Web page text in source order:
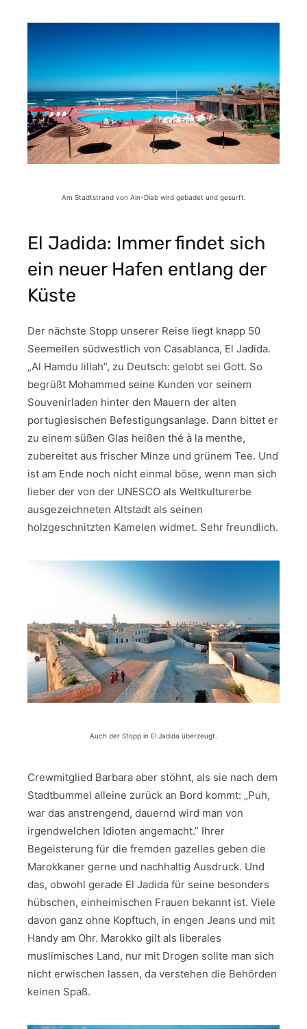
Am Stadtstrand von Ain-Diab wird gebadet und gesurft.
El Jadida: Immer findet sich
ein neuer Hafen entlang der
Küste
Der nächste Stopp unserer Reise liegt knapp 50
Seemeilen südwestlich von Casablanca, El Jadida.
„Al Hamdu lillah”, zu Deutsch: gelobt sei Gott. So
begrüßt Mohammed seine Kunden vor seinem
Souvenirladen hinter den Mauern der alten
portugiesischen Befestigungsanlage. Dann bittet er
zu einem süßen Glas heißen thé à la menthe,
zubereitet aus frischer Minze und grünem Tee. Und
ist am Ende noch nicht einmal böse, wenn man sich
lieber der von der UNESCO als Weltkulturerbe
ausgezeichneten Altstadt als seinen
holzgeschnitzten Kamelen widmet. Sehr freundlich.
Auch der Stopp in El Jadida überzeugt.
Crewmitglied Barbara aber stöhnt, als sie nach dem
Stadtbummel alleine zurück an Bord kommt: „Puh,
war das anstrengend, dauernd wird man von
irgendwelchen Idioten angemacht.” Ihrer
Begeisterung für die fremden gazelles geben die
Marokkaner gerne und nachhaltig Ausdruck. Und
das, obwohl gerade El Jadida für seine besonders
hübschen, einheimischen Frauen bekannt ist. Viele
davon ganz ohne Kopftuch, in engen Jeans und mit
Handy am Ohr. Marokko gilt als liberales
muslimisches Land, nur mit Drogen sollte man sich
nicht erwischen lassen, da verstehen die Behörden
keinen Spaß.